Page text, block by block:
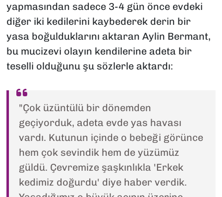
yapmasından sadece 3-4 gün önce evdeki
diğer iki kedilerini kaybederek derin bir
yasa boğulduklarını aktaran Aylin Bermant,
bu mucizevi olayın kendilerine adeta bir
teselli olduğunu şu sözlerle aktardı:
"Çok üzüntülü bir dönemden
geçiyorduk, adeta evde yas havası
vardı. Kutunun içinde o bebeği görünce
hem çok sevindik hem de yüzümüz
güldü. Çevremize şaşkınlıkla 'Erkek
kedimiz doğurdu' diye haber verdik.